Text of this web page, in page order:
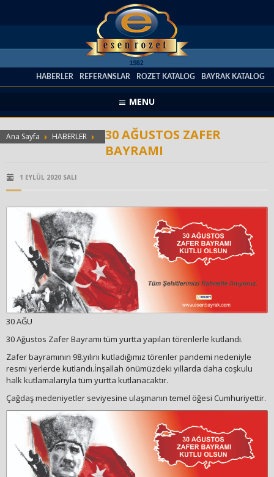
HABERLER REFERANSLAR ROZET KATALOG BAYRAK KATALOG
MENU
Ana Sayfa HABERLER
30 AĞUSTOS ZAFER
BAYRAMI
1 EYLÜL 2020 SALI
30 AĞU
30 Ağustos Zafer Bayramı tüm yurtta yapılan törenlerle kutlandı.
Zafer bayramının 98.yılını kutladığımız törenler pandemi nedeniyle
resmi yerlerde kutlandı.İnşallah önümüzdeki yıllarda daha coşkulu
halk kutlamalarıyla tüm yurtta kutlanacaktır.
Çağdaş medeniyetler seviyesine ulaşmanın temel öğesi Cumhuriyettir.